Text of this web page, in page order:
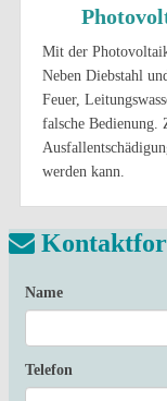
Mit der
Neben Diebstahl
Feuer,
falsche Bedienung.
werden kann.
Name
Telefon